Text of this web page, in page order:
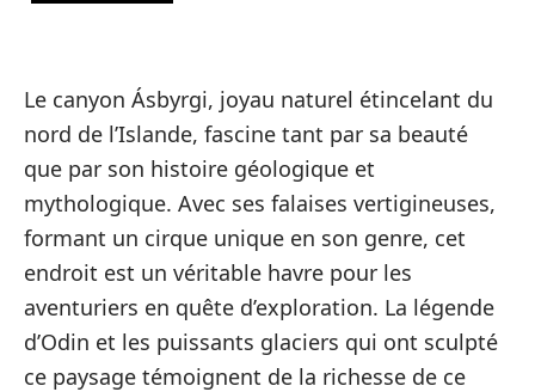
Le canyon Ásbyrgi, joyau naturel étincelant du
nord de l’Islande, fascine tant par sa beauté
que par son histoire géologique et
mythologique. Avec ses falaises vertigineuses,
formant un cirque unique en son genre, cet
endroit est un véritable havre pour les
aventuriers en quête d’exploration. La légende
d’Odin et les puissants glaciers qui ont sculpté
ce paysage témoignent de la richesse de ce